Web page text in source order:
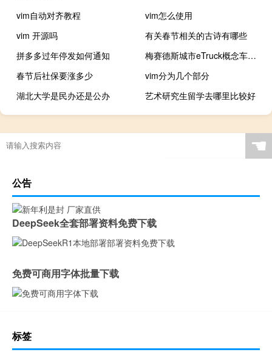
vim自动对齐教程
vim怎么使用
vim 开源吗
有关春节相关的古诗有哪些
拼多多过年停发如何通知
梅赛德斯城市eTruck概念车的续航里程为124英里
春节后社保要涨多少
vim分为几个部分
湖北大学是民办还是公办
艺术研究生留学去哪里比较好
☚
公告
DeepSeek全套部署资料免费下载
免费可商用字体批量下载
标签